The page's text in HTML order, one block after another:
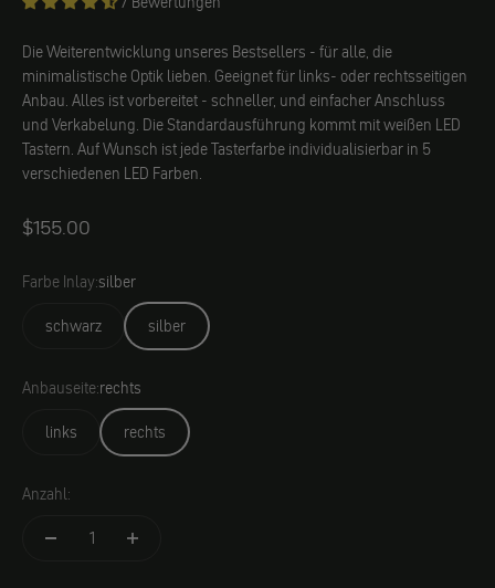
Die Weiterentwicklung unseres Bestsellers - für alle, die
minimalistische Optik lieben. Geeignet für links- oder rechtsseitigen
Anbau. Alles ist vorbereitet - schneller, und einfacher Anschluss
und Verkabelung. Die Standardausführung kommt mit weißen LED
Tastern. Auf Wunsch ist jede Tasterfarbe individualisierbar in 5
verschiedenen LED Farben.
$155.00
Farbe Inlay:silber
schwarz
silber
Anbauseite:rechts
links
rechts
Anzahl: